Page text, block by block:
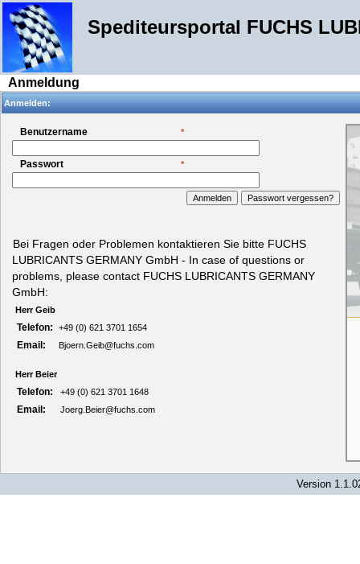
Spediteursportal FUCHS
Anmeldung
Anmelden:
Benutzername *
Passwort *
Bei Fragen oder Problemen kontaktieren Sie bitte FUCHS
LUBRICANTS GERMANY GmbH - In case of questions or
problems, please contact FUCHS LUBRICANTS GERMANY
GmbH:
Herr Geib
Telefon: +49 (0) 621 3701 1654
Email: Bjoern.Geib@fuchs.com
Herr Beier
Telefon: +49 (0) 621 3701 1648
Email: Joerg.Beier@fuchs.com
Version